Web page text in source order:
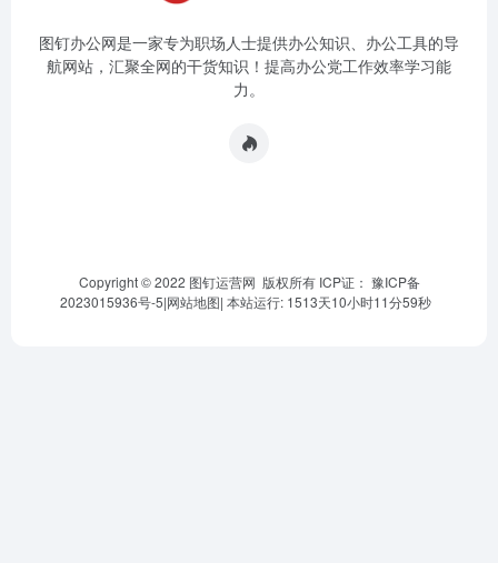
图钉办公网是一家专为职场人士提供办公知识、办公工具的导
航网站，汇聚全网的干货知识！提高办公党工作效率学习能
力。
Copyright © 2022 图钉运营网 版权所有 ICP证： 豫ICP备
2023015936号-5|网站地图 |本站运行: 1513天10小时12分0秒